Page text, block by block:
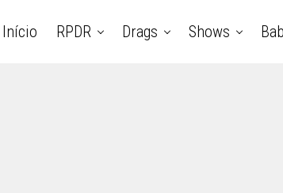
Início RPDR Drags Shows